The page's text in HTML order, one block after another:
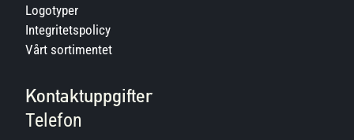
Logotyper
Integritetspolicy
Vårt sortimentet
Kontaktuppgifter
Telefon